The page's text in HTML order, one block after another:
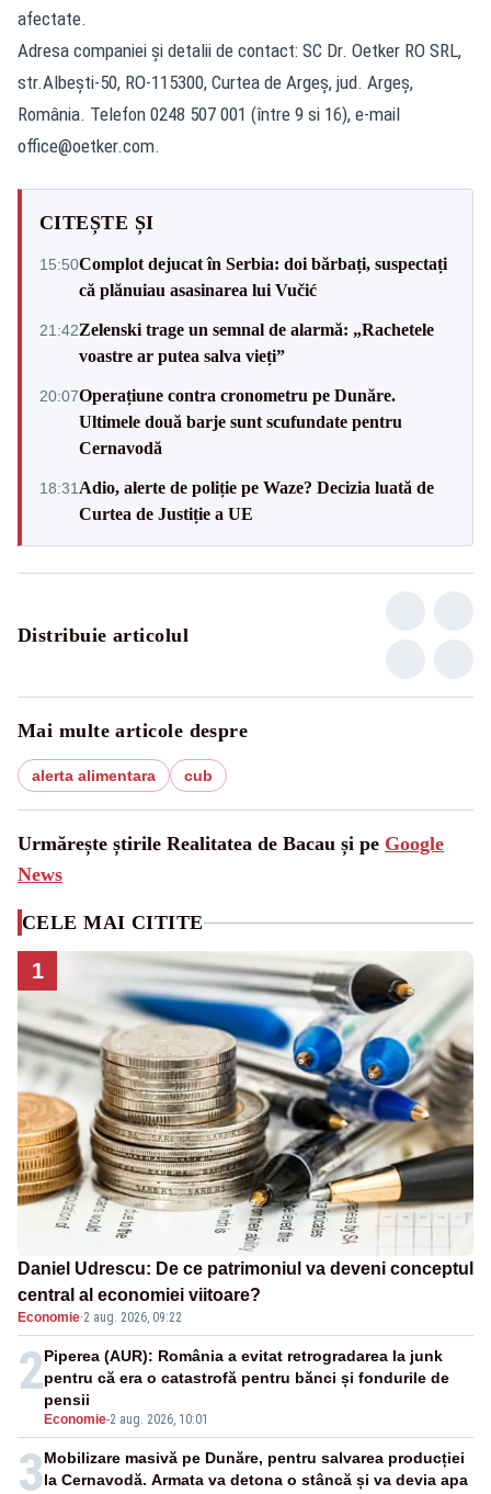
afectate.
Adresa companiei și detalii de contact: SC Dr. Oetker RO SRL,
str.Albești-50, RO-115300, Curtea de Argeș, jud. Argeș,
România. Telefon 0248 507 001 (între 9 si 16), e-mail
office@oetker.com.
CITEȘTE ȘI
15:50Complot dejucat în Serbia: doi bărbați, suspectați
că plănuiau asasinarea lui Vučić
21:42Zelenski trage un semnal de alarmă: „Rachetele
voastre ar putea salva vieți”
20:07Operațiune contra cronometru pe Dunăre.
Ultimele două barje sunt scufundate pentru
Cernavodă
18:31 Adio, alerte de poliție pe Waze? Decizia luată de
Curtea de Justiție a UE
Distribuie articolul
Mai multe articole despre
alerta alimentara cub
Urmărește știrile Realitatea de Bacau și pe Google
News
CELE MAI CITITE
1
Daniel Udrescu: De ce patrimoniul va deveni conceptul
central al economiei viitoare?
Economie·2 aug. 2026, 09:22
2
Economie-2 aug. 2026, 10:01
Piperea (AUR): România a evitat retrogradarea la junk
pentru că era o catastrofă pentru bănci și fondurile de
pensii
3Mobilizare masivă pe Dunăre, pentru salvarea producției
la Cernavodă. Armata va detona o stâncă și va devia apa